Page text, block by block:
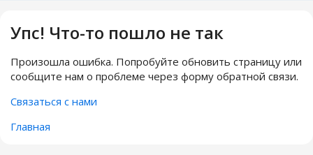
Упс! Что-то пошло не так
Произошла ошибка. Попробуйте обновить страницу или
сообщите нам о проблеме через форму обратной связи.
Связаться с нами
Главная